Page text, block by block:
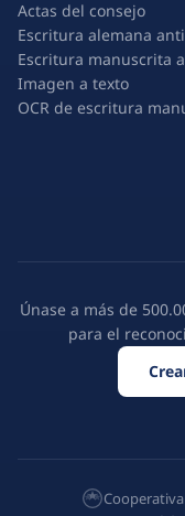
Actas del consejo
Escritura alemana
Escritura manuscrita
Imagen a texto
OCR de escritura
Únase a más de
para el